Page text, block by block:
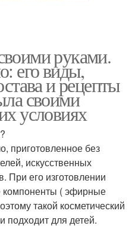
руками.
его виды,
и рецепты
своими
условиях
приготовленное без
искусственных
При его изготовлении
компоненты ( эфирные
такой косметический
подходит для детей.